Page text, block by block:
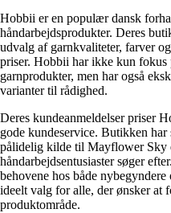
Hobbii er en populær dansk
håndarbejdsprodukter. Deres
udvalg af garnkvaliteter, farver
priser. Hobbii har ikke kun fokus
garnprodukter, men har også
varianter til rådighed.
Deres kundeanmeldelser priser
gode kundeservice. Butikken
pålidelig kilde til Mayflower Sky
håndarbejdsentusiaster søger
behovene hos både
ideelt valg for alle, der ønsker at
produktområde.